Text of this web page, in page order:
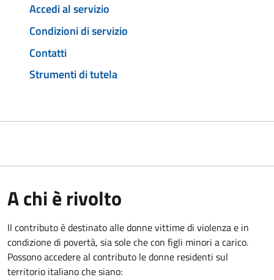
Accedi al servizio
Condizioni di servizio
Contatti
Strumenti di tutela
A chi è rivolto
Il contributo è destinato alle donne vittime di violenza e in
condizione di povertà, sia sole che con figli minori a carico.
Possono accedere al contributo le donne residenti sul
territorio italiano che siano: